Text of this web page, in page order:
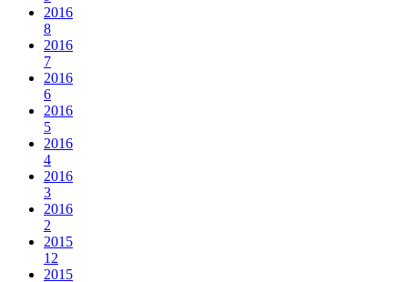
2016
8
2016
7
2016
6
2016
5
2016
4
2016
3
2016
2
2015
12
2015